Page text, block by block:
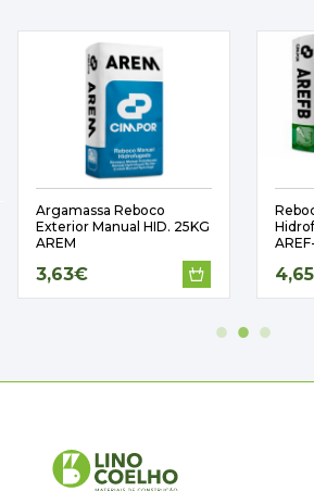
Argamassa Reboco
Exterior Manual HID. 25KG
AREM
3,63€